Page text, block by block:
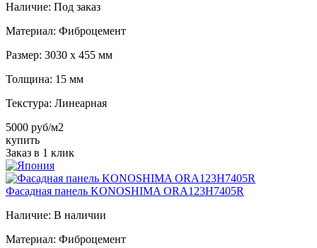
Наличие: Под заказ
Материал: Фиброцемент
Размер: 3030 х 455 мм
Толщина: 15 мм
Текстура: Линеарная
5000 руб/м2
купить
Заказ в 1 клик
Фасадная панель KONOSHIMA ORA123H7405R
Наличие: В наличии
Материал: Фиброцемент